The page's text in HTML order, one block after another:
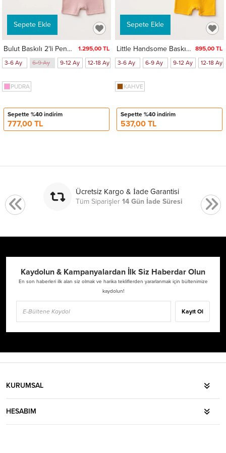
Sepete Ekle
Bulut Baskılı 2'li Penye Tulum 1019
1.295,00 TL
3-6 Ay
6-9 Ay 9-12 Ay 12-18 Ay 18-24 Ay 1-3 Ay
PUDRA
Sepette %40 indirim
777,00 TL
Sepete Ekle
Little Handsome Baskılı 2'li Penye Tulum 1015 895,00 TL
3-6 Ay
6-9 Ay 9-12 Ay 12-18 Ay
KAHVE
Sepette %40 indirim
537,00 TL
Ücretsiz Kargo & İade Garantisi
Tüm Siparişler14 Gün İade Süresi
Kaydolun & Kampanyalardan İlk Siz Haberdar Olun
En son haberleri ilk alan siz olmak ve harika tekliflerden yararlanmak için bültenimize
kaydolun!
Kayıt Ol
KURUMSAL
HESABIM